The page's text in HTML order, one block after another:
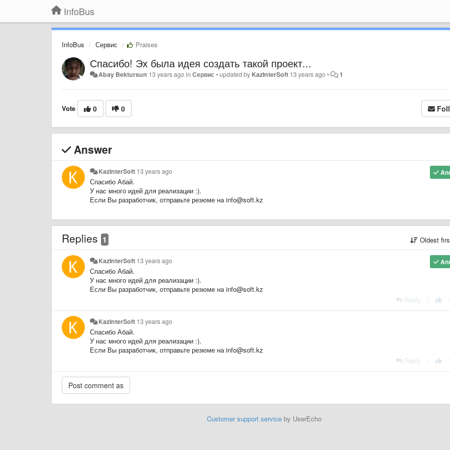
InfoBus
InfoBus Сервис Praises
Спасибо! Эх была идея создать такой проект...
Abay Bektursun 13 years agoinСервис •updated by KazInterSoft 13 years ago• 1
Vote 0 0
Answer
KazInterSoft 13 years ago
Спасибо Абай.
У нас много идей для реализации :).
Если Вы разработчик, отправьте резюме на info@soft.kz
Replies 1 Oldest
KazInterSoft 13 years ago
Спасибо Абай.
У нас много идей для реализации :).
Если Вы разработчик, отправьте резюме на info@soft.kz
Reply
KazInterSoft 13 years ago
Спасибо Абай.
У нас много идей для реализации :).
Если Вы разработчик, отправьте резюме на info@soft.kz
Reply
Customer support serviceby UserEcho